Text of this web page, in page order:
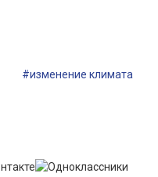
#изменение климата